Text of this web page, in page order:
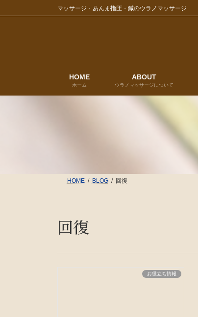
ン
プ
ビ
動
マッサージ・あんま指圧・鍼のウラノマッサージ
HOME
ホーム
ABOUT
ウラノマッサージについて
HOME BLOG 回復
回復
お役立ち情報